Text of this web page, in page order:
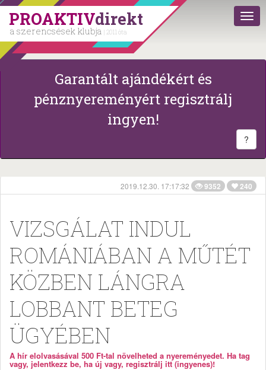
PROAKTIVdirekt
a szerencsések klubja | 2011 óta
Garantált ajándékért és
pénznyereményért regisztrálj
ingyen!
?
2019.12.30. 17:17:32 9352 240
VIZSGÁLAT INDUL
ROMÁNIÁBAN A MŰTÉT
KÖZBEN LÁNGRA
LOBBANT BETEG
ÜGYÉBEN
A hír elolvasásával 500 Ft-tal növelheted a nyereményedet. Ha tag
vagy, jelentkezz be, ha új vagy, regisztrálj itt (ingyenes)!